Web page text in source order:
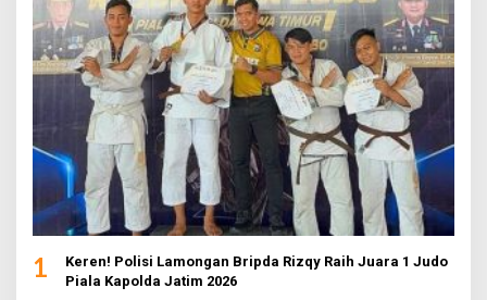
1
Keren! Polisi Lamongan Bripda Rizqy Raih Juara 1 Judo
Piala Kapolda Jatim 2026